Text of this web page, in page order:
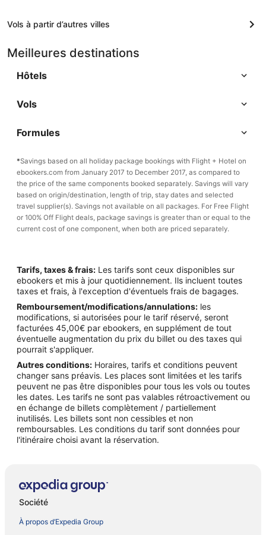
Vols à partir d’autres villes
Meilleures destinations
Hôtels
Vols
Formules
*Savings based on all holiday package bookings with Flight + Hotel on
ebookers.com from January 2017 to December 2017, as compared to
the price of the same components booked separately. Savings will vary
based on origin/destination, length of trip, stay dates and selected
travel supplier(s). Savings not available on all packages. For Free Flight
or 100% Off Flight deals, package savings is greater than or equal to the
current cost of one component, when both are priced separately.
Tarifs, taxes & frais: Les tarifs sont ceux disponibles sur
ebookers et mis à jour quotidiennement. Ils incluent toutes
taxes et frais, à l'exception d'éventuels frais de bagages.
Remboursement/modifications/annulations: les
modifications, si autorisées pour le tarif réservé, seront
facturées 45,00€ par ebookers, en supplément de tout
éventuelle augmentation du prix du billet ou des taxes qui
pourrait s'appliquer.
Autres conditions: Horaires, tarifs et conditions peuvent
changer sans préavis. Les places sont limitées et les tarifs
peuvent ne pas être disponibles pour tous les vols ou toutes
les dates. Les tarifs ne sont pas valables rétroactivement ou
en échange de billets complètement / partiellement
inutilisés. Les billets sont non cessibles et non
remboursables. Les conditions du tarif sont données pour
l'itinéraire choisi avant la réservation.
Société
À propos d’Expedia Group